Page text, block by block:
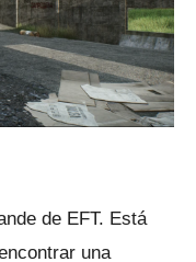
de EFT. Está
una